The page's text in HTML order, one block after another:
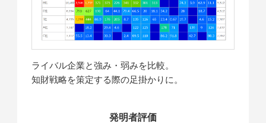
ライバル企業と強み・弱みを比較。
知財戦略を策定する際の足掛かりに。
発明者評価